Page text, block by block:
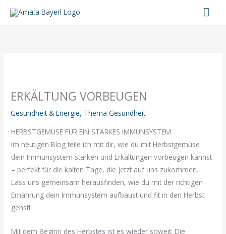
Inhalt
ERKÄLTUNG VORBEUGEN
Gesundheit & Energie, Thema Gesundheit
HERBSTGEMÜSE FÜR EIN STARKES IMMUNSYSTEM
Im heutigen Blog teile ich mit dir, wie du mit Herbstgemüse
dein Immunsystem stärken und Erkältungen vorbeugen kannst
– perfekt für die kalten Tage, die jetzt auf uns zukommen.
Lass uns gemeinsam herausfinden, wie du mit der richtigen
Ernährung dein Immunsystem aufbaust und fit in den Herbst
gehst!
Mit dem Beginn des Herbstes ist es wieder soweit: Die